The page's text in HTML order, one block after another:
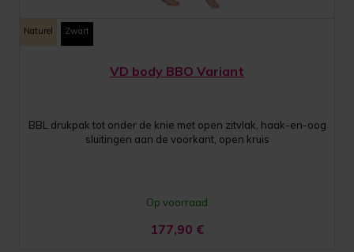
Naturel Zwart
VD body BBO Variant
BBL drukpak tot onder de knie met open zitvlak, haak-en-oog
sluitingen aan de voorkant, open kruis
Op voorraad
177,90 €